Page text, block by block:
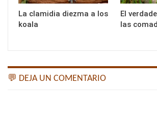
La clamidia diezma a los
koala
El
las
💬 DEJA UN COMENTARIO